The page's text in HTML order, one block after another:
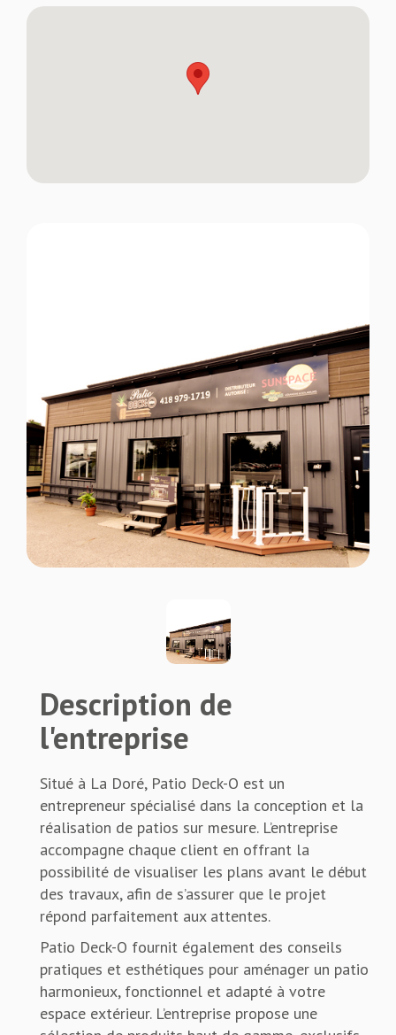
Description de
l'entreprise
Situé à La Doré, Patio Deck-O est un
entrepreneur spécialisé dans la conception et la
réalisation de patios sur mesure. L’entreprise
accompagne chaque client en offrant la
possibilité de visualiser les plans avant le début
des travaux, afin de s’assurer que le projet
répond parfaitement aux attentes.
Patio Deck-O fournit également des conseils
pratiques et esthétiques pour aménager un patio
harmonieux, fonctionnel et adapté à votre
espace extérieur. L’entreprise propose une